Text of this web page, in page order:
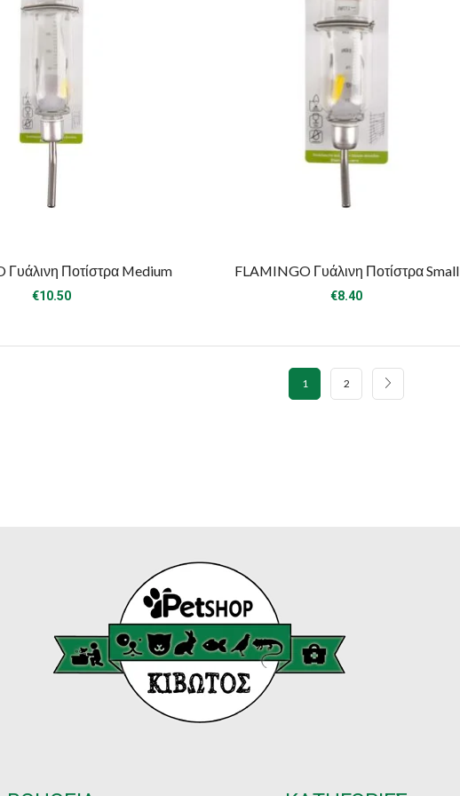
Γυάλινη Ποτίστρα Medium
€10.50
FLAMINGO Γυάλινη Ποτίστρα Small
€8.40
1 2